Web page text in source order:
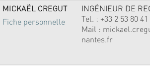
MICKAËL CREGUT
Fiche personnelle
INGÉNIEUR DE
Tel. : +33 2 53 80 41
Mail :
nantes.fr